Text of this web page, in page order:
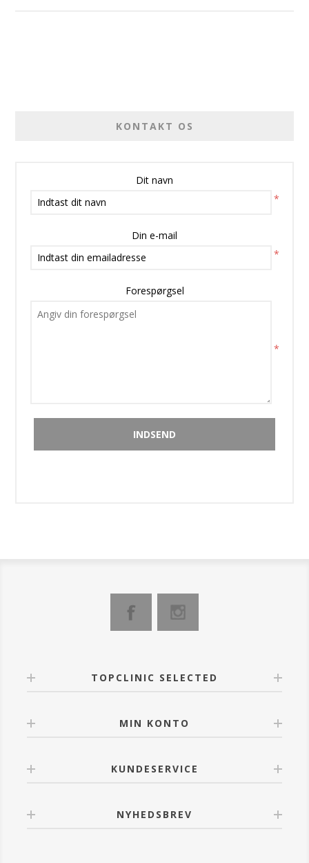
KONTAKT OS
Dit navn
*
Din e-mail
*
Forespørgsel
*
TOPCLINIC SELECTED
MIN KONTO
KUNDESERVICE
NYHEDSBREV